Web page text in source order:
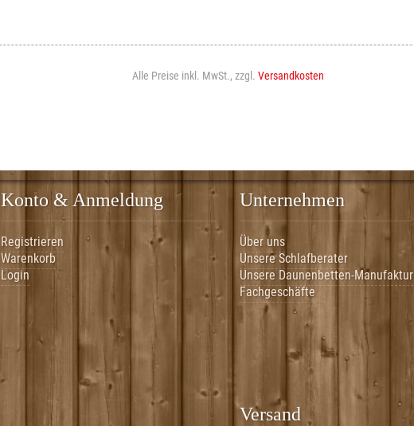
Alle Preise inkl. MwSt., zzgl. Versandkosten
Konto & Anmeldung
Registrieren
Warenkorb
Login
Unternehmen
Über uns
Unsere Schlafberater
Unsere Daunenbetten-Manufaktur
Fachgeschäfte
Versand